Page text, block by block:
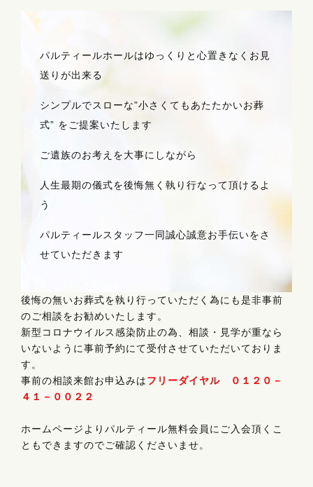
パルティールホールはゆっくりと心置きなくお見
送りが出来る
シンプルでスローな”小さくてもあたたかいお葬
式” をご提案いたします
ご遺族のお考えを大事にしながら
人生最期の儀式を後悔無く執り行なって頂けるよ
う
パルティールスタッフ一同誠心誠意お手伝いをさ
せていただきます
後悔の無いお葬式を執り行っていただく為にも是非事前
のご相談をお勧めいたします。
新型コロナウイルス感染防止の為、相談・見学が重なら
いないように事前予約にて受付させていただいておりま
す。
事前の相談来館お申込みはフリーダイヤル ０１２０－
４１－００２２
ホームページよりパルティール無料会員にご入会頂くこ
ともできますのでご確認くださいませ。